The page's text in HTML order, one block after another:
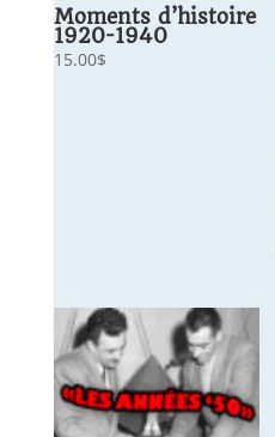
Moments d’histoire
1920-1940
15.00$